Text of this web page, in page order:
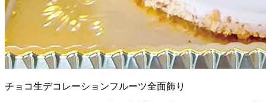
チョコ生デコレーションフルーツ全面飾り